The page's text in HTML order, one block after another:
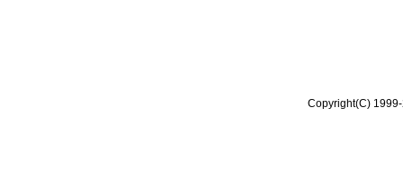
Copyright(C)